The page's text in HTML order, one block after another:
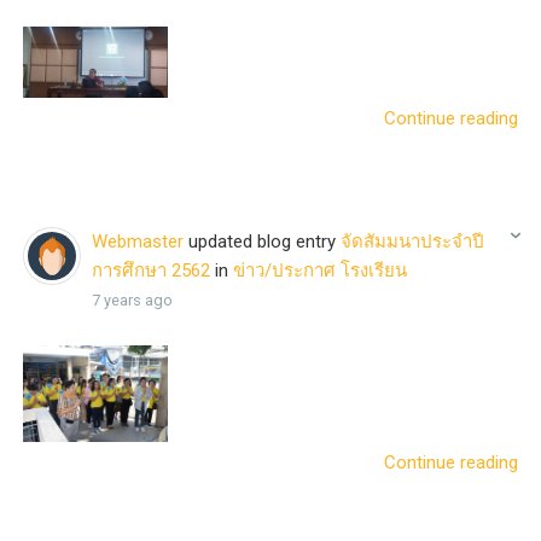
Continue reading
Webmasterupdated blog entry จัดสัมมนาประจำปี
การศึกษา 2562 in ข่าว/ประกาศ โรงเรียน
7 years ago
Continue reading